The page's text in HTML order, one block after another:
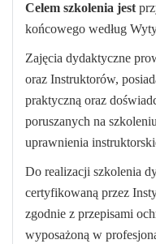
Celem szkolenia jest
końcowego według
Zajęcia dydaktyczne
oraz Instruktorów,
praktyczną oraz
poruszanych na
uprawnienia
Do realizacji szkolenia
certyfikowaną przez
zgodnie z przepisami
wyposażoną w